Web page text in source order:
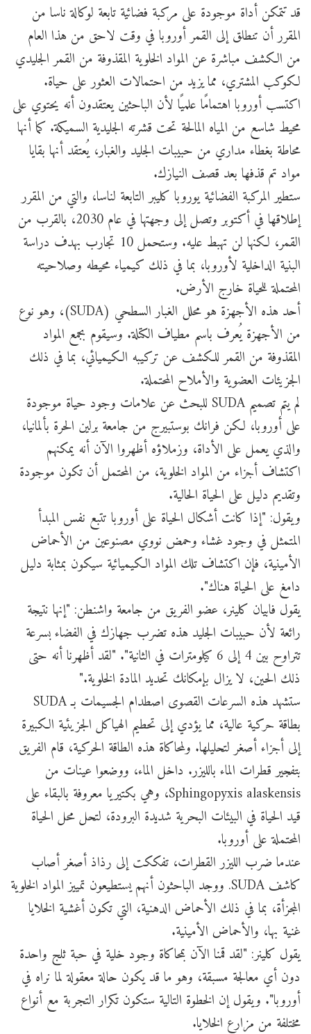
قد تتمكن أداة موجودة على مركبة فضائية تابعة لوكالة ناسا من
المقرر أن تنطلق إلى القمر أوروبا في وقت لاحق من هذا العام
من الكشف مباشرة عن المواد الخلوية المقذوفة من القمر الجليدي
لكوكب المشتري، مما يزيد من احتمالات العثور على حياة.
اكتسب أوروبا اهتمامًا علميًا لأن الباحثين يعتقدون أنه يحتوي على
محيط شاسع من المياه المالحة تحت قشرته الجليدية السميكة. كما أنها
محاطة بغطاء مداري من حبيبات الجليد والغبار، يُعتقد أنها بقايا
مواد تم قذفها بعد قصف النيازك.
ستطير المركبة الفضائية يوروبا كليبر التابعة لناسا، والتي من المقرر
إطلاقها في أكتوبر وتصل إلى وجهتها في عام 2030، بالقرب من
القمر، لكنها لن تهبط عليه. وستحمل 10 تجارب بهدف دراسة
البنية الداخلية لأوروبا، بما في ذلك كيمياء محيطه وصلاحيته
المحتملة للحياة خارج الأرض.
أحد هذه الأجهزة هو محلل الغبار السطحي (SUDA)، وهو نوع
من الأجهزة يُعرف باسم مطياف الكتلة. وسيقوم بجمع المواد
المقذوفة من القمر للكشف عن تركيبه الكيميائي، بما في ذلك
الجزيئات العضوية والأملاح المحتملة.
لم يتم تصميم SUDA للبحث عن علامات وجود حياة موجودة
على أوروبا، لكن فرانك بوستبيرج من جامعة برلين الحرة بألمانيا،
والذي يعمل على الأداة، وزملاؤه أظهروا الآن أنه يمكنهم
اكتشاف أجزاء من المواد الخلوية، من المحتمل أن تكون موجودة
وتقديم دليل على الحياة الحالية.
ويقول: "إذا كانت أشكال الحياة على أوروبا تتبع نفس المبدأ
المتمثل في وجود غشاء وحمض نووي مصنوعين من الأحماض
الأمينية، فإن اكتشاف تلك المواد الكيميائية سيكون بمثابة دليل
دامغ على الحياة هناك".
يقول فابيان كلينر، عضو الفريق من جامعة واشنطن: "إنها نتيجة
رائعة لأن حبيبات الجليد هذه تضرب جهازك في الفضاء بسرعة
تتراوح بين 4 إلى 6 كيلومترات في الثانية". "لقد أظهرنا أنه حتى
ذلك الحين، لا يزال بإمكانك تحديد المادة الخلوية."
ستشهد هذه السرعات القصوى اصطدام الجسيمات بـ SUDA
بطاقة حركية عالية، مما يؤدي إلى تحطيم الهياكل الجزيئية الكبيرة
إلى أجزاء أصغر لتحليلها. ولمحاكاة هذه الطاقة الحركية، قام الفريق
بتفجير قطرات الماء بالليزر. داخل الماء، ووضعوا عينات من
Sphingopyxis alaskensis، وهي بكتيريا معروفة بالبقاء على
قيد الحياة في البيئات البحرية شديدة البرودة، لتحل محل الحياة
المحتملة على أوروبا.
عندما ضرب الليزر القطرات، تفككت إلى رذاذ أصغر أصاب
كاشف SUDA. ووجد الباحثون أنهم يستطيعون تمييز المواد الخلوية
المجزأة، بما في ذلك الأحماض الدهنية، التي تكون أغشية الخلايا
غنية بها، والأحماض الأمينية.
يقول كلينر: "لقد قمنا الآن بمحاكاة وجود خلية في حبة ثلج واحدة
دون أي معالجة مسبقة، وهو ما قد يكون حالة معقولة لما نراه في
أوروبا". ويقول إن الخطوة التالية ستكون تكرار التجربة مع أنواع
مختلفة من مزارع الخلايا.